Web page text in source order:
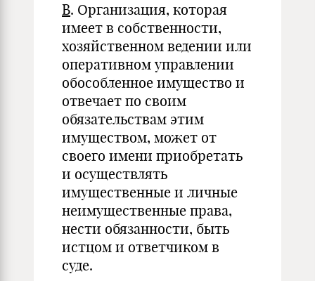
В. Организация, которая
имеет в собственности,
хозяйственном ведении или
оперативном управлении
обособленное имущество и
отвечает по своим
обязательствам этим
имуществом, может от
своего имени приобретать
и осуществлять
имущественные и личные
неимущественные права,
нести обязанности, быть
истцом и ответчиком в
суде.